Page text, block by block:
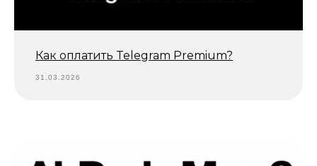
Как оплатить Telegram Premium?
31.03.2026